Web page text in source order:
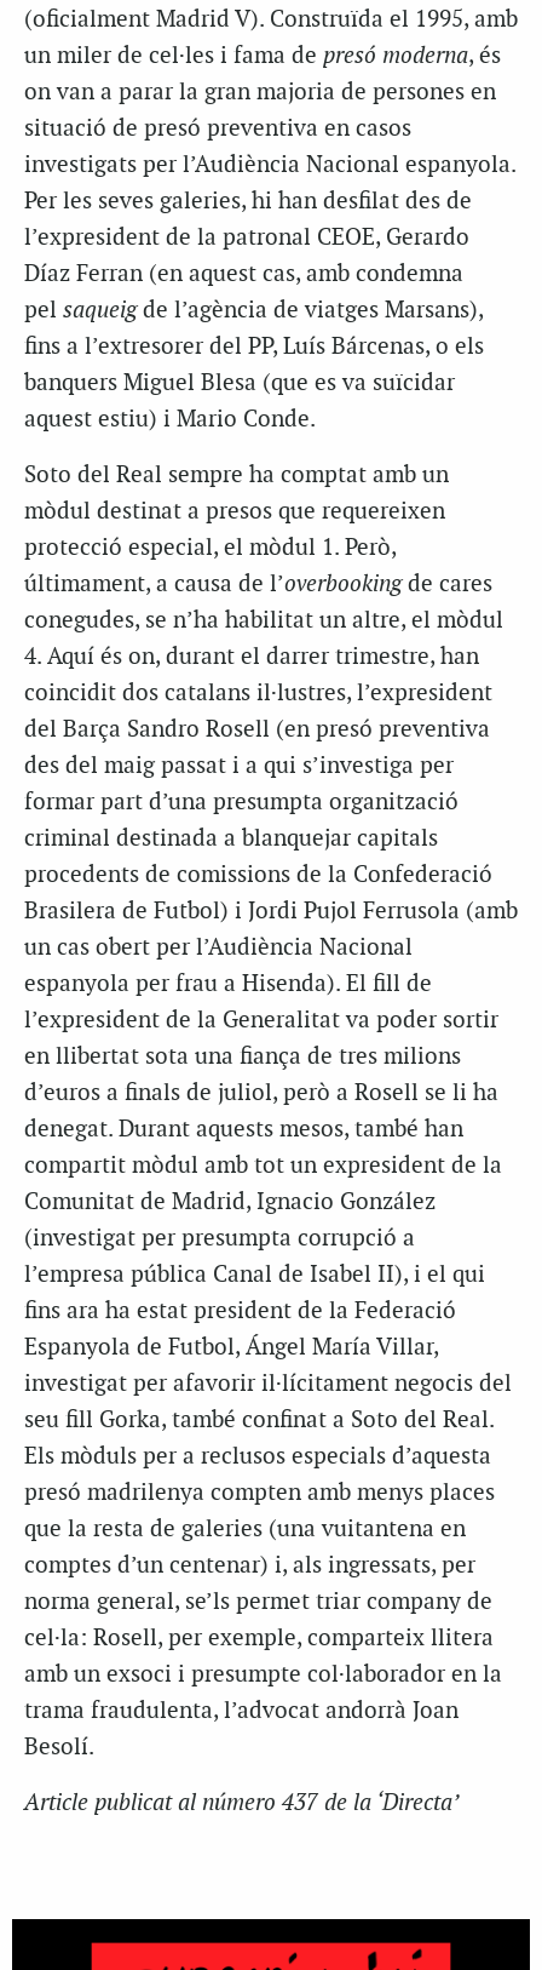
(oficialment Madrid V). Construïda el 1995, amb
un miler de cel·les i fama de presó moderna, és
on van a parar la gran majoria de persones en
situació de presó preventiva en casos
investigats per l’Audiència Nacional espanyola.
Per les seves galeries, hi han desfilat des de
l’expresident de la patronal CEOE, Gerardo
Díaz Ferran (en aquest cas, amb condemna
pel saqueigde l’agència de viatges Marsans),
fins a l’extresorer del PP, Luís Bárcenas, o els
banquers Miguel Blesa (que es va suïcidar
aquest estiu) i Mario Conde.
Soto del Real sempre ha comptat amb un
mòdul destinat a presos que requereixen
protecció especial, el mòdul 1. Però,
últimament, a causa de l’overbookingde cares
conegudes, se n’ha habilitat un altre, el mòdul
4. Aquí és on, durant el darrer trimestre, han
coincidit dos catalans il·lustres, l’expresident
del Barça Sandro Rosell (en presó preventiva
des del maig passat i a qui s’investiga per
formar part d’una presumpta organització
criminal destinada a blanquejar capitals
procedents de comissions de la Confederació
Brasilera de Futbol) i Jordi Pujol Ferrusola (amb
un cas obert per l’Audiència Nacional
espanyola per frau a Hisenda). El fill de
l’expresident de la Generalitat va poder sortir
en llibertat sota una fiança de tres milions
d’euros a finals de juliol, però a Rosell se li ha
denegat. Durant aquests mesos, també han
compartit mòdul amb tot un expresident de la
Comunitat de Madrid, Ignacio González
(investigat per presumpta corrupció a
l’empresa pública Canal de Isabel II), i el qui
fins ara ha estat president de la Federació
Espanyola de Futbol, Ángel María Villar,
investigat per afavorir il·lícitament negocis del
seu fill Gorka, també confinat a Soto del Real.
Els mòduls per a reclusos especials d’aquesta
presó madrilenya compten amb menys places
que la resta de galeries (una vuitantena en
comptes d’un centenar) i, als ingressats, per
norma general, se’ls permet triar company de
cel·la: Rosell, per exemple, comparteix llitera
amb un exsoci i presumpte col·laborador en la
trama fraudulenta, l’advocat andorrà Joan
Besolí.
Article publicat al número 437 de la ‘Directa’